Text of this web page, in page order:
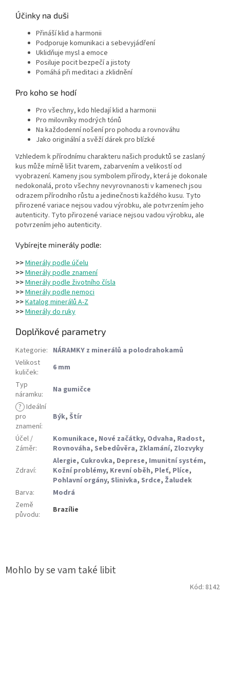
Účinky na duši
Přináší klid a harmonii
Podporuje komunikaci a sebevyjádření
Uklidňuje mysl a emoce
Posiluje pocit bezpečí a jistoty
Pomáhá při meditaci a zklidnění
Pro koho se hodí
Pro všechny, kdo hledají klid a harmonii
Pro milovníky modrých tónů
Na každodenní nošení pro pohodu a rovnováhu
Jako originální a svěží dárek pro blízké
Vzhledem k přírodnímu charakteru našich produktů se zaslaný
kus může mírně lišit tvarem, zabarvením a velikostí od
vyobrazení. Kameny jsou symbolem přírody, která je dokonale
nedokonalá, proto všechny nevyrovnanosti v kamenech jsou
odrazem přírodního růstu a jedinečnosti každého kusu. Tyto
přirozené variace nejsou vadou výrobku, ale potvrzením jeho
autenticity. Tyto přirozené variace nejsou vadou výrobku, ale
potvrzením jeho autenticity.
Vybírejte minerály podle:
>>Minerály podle účelu
>>Minerály podle znamení
>>Minerály podle životního čísla
>>Minerály podle nemoci
>>Katalog minerálů A-Z
>>Minerály do ruky
Doplňkové parametry
Kategorie: NÁRAMKY z minerálů a polodrahokamů
Velikost
kuliček:
6 mm
Typ
náramku:
Na gumičce
? Ideální
pro
znamení:
Býk, Štír
Účel /
Záměr:
Komunikace, Nové začátky, Odvaha, Radost,
Rovnováha, Sebedůvěra, Zklamání, Zlozvyky
Zdraví:
Alergie, Cukrovka, Deprese, Imunitní systém,
Kožní problémy, Krevní oběh, Pleť, Plíce,
Pohlavní orgány, Slinivka, Srdce, Žaludek
Barva:
Modrá
Země
původu: Brazílie
Kód: 8142